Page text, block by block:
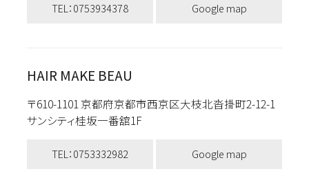
TEL：0753934378 Google map
HAIR MAKE BEAU
〒610-1101 京都府京都市西京区大枝北沓掛町2-12-1
サンシティ桂坂一番舘1F
TEL：0753332982 Google map